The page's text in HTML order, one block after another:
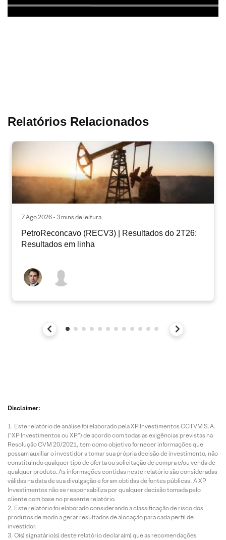
Relatórios Relacionados
7 Ago 2026 • 3 mins de leitura
PetroReconcavo (RECV3) | Resultados do 2T26:
Resultados em linha
Disclaimer:
Este relatório de análise foi elaborado pela XP Investimentos CCTVM S.A.
(“XP Investimentos ou XP”) de acordo com todas as exigências previstas na
Resolução CVM 20/2021, tem como objetivo fornecer informações que
possam auxiliar o investidor a tomar sua própria decisão de investimento, não
constituindo qualquer tipo de oferta ou solicitação de compra e/ou venda de
qualquer produto. As informações contidas neste relatório são consideradas
válidas na data de sua divulgação e foram obtidas de fontes públicas. A XP
Investimentos não se responsabiliza por qualquer decisão tomada pelo
cliente com base no presente relatório.
Este relatório foi elaborado considerando a classificação de risco dos
produtos de modo a gerar resultados de alocação para cada perfil de
investidor.
O(s) signatário(s) deste relatório declara(m) que as recomendações